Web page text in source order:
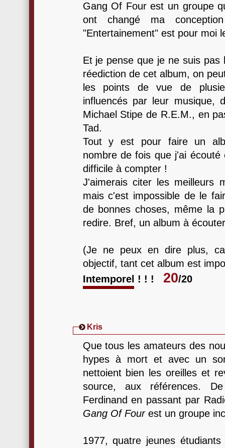
Gang Of Four est un groupe
ont changé ma
"Entertainement" est pour moi
Et je pense que je ne suis pas
réediction de cet album, on
les points de vue de
influencés par leur musique,
Michael Stipe de R.E.M., en
Tad.
Tout y est pour faire un
nombre de fois que j'ai
difficile à compter !
J'aimerais citer les meilleurs
mais c'est impossible de le
de bonnes choses, même la
redire. Bref, un album à
(Je ne peux en dire plus,
objectif, tant cet album est
Intemporel ! ! !
20/20
Kris
Que tous les amateurs des
hypes à mort et avec un
nettoient bien les oreilles et
source, aux références.
Ferdinand en passant par
Gang Of Fourest un groupe
1977, quatre jeunes